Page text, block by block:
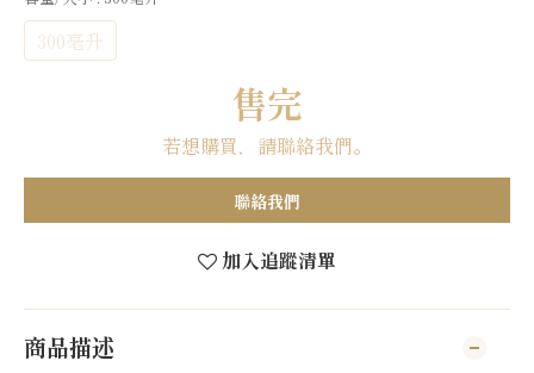
300毫升
售完
若想購買，請聯絡我們。
聯絡我們
加入追蹤清單
商品描述